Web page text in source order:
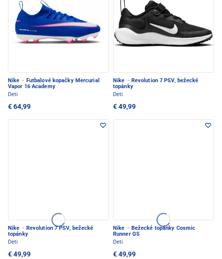
Nike · Futbalové kopačky Mercurial
Vapor 16 Academy
Deti
€ 64,99
Nike · Revolution 7 PSV, bežecké
topánky
Deti
€ 49,99
Nike · Revolution 7 PSV, bežecké
topánky
Deti
€ 49,99
Nike · Bežecké topánky Cosmic
Runner GS
Deti
€ 49,99